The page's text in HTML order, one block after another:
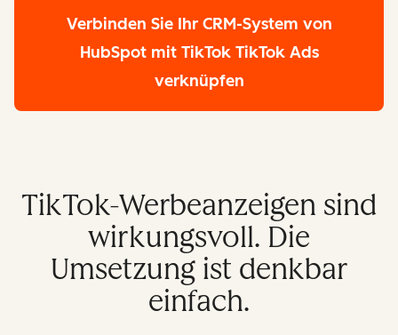
Verbinden Sie Ihr CRM-System von
HubSpot mit TikTok TikTok Ads
verknüpfen
TikTok-Werbeanzeigen sind
wirkungsvoll. Die
Umsetzung ist denkbar
einfach.